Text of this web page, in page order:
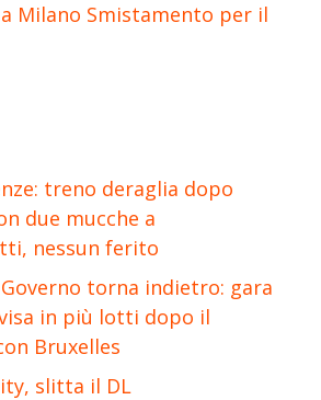
Milano Smistamento per il
treno deraglia dopo
due mucche a
nessun ferito
torna indietro: gara
in più lotti dopo il
Bruxelles
slitta il DL